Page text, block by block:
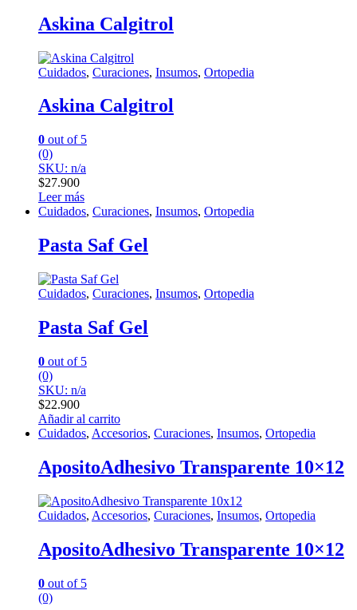
Askina Calgitrol
Cuidados, Curaciones, Insumos, Ortopedia
Askina Calgitrol
0 out of 5
(0)
SKU: n/a
$27.900
Leer más
Cuidados, Curaciones, Insumos, Ortopedia
Pasta Saf Gel
Cuidados, Curaciones, Insumos, Ortopedia
Pasta Saf Gel
0 out of 5
(0)
SKU: n/a
$22.900
Añadir al carrito
Cuidados, Accesorios, Curaciones, Insumos, Ortopedia
ApositoAdhesivo Transparente 10×12
Cuidados, Accesorios, Curaciones, Insumos, Ortopedia
ApositoAdhesivo Transparente 10×12
0 out of 5
(0)